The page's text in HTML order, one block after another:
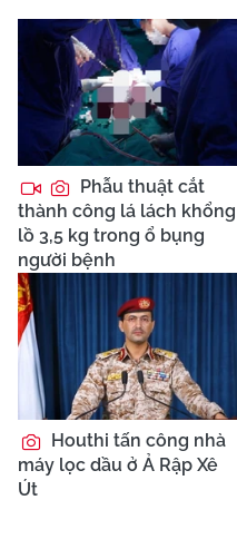
Phẫu thuật cắt
thành công lá lách khổng
lồ 3,5 kg trong ổ bụng
người bệnh
Houthi tấn công nhà
máy lọc dầu ở Ả Rập Xê
Út